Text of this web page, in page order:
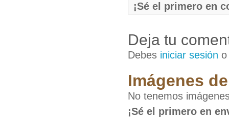
¡Sé el primero en
Deja tu
Debes iniciar sesión
Imágenes
No tenemos
¡Sé el primero en